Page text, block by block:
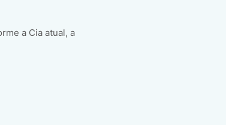
a Cia atual, a